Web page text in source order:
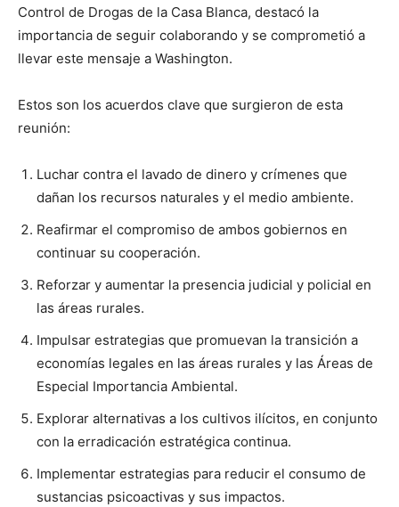
Control de Drogas de la Casa Blanca, destacó la
importancia de seguir colaborando y se comprometió a
llevar este mensaje a Washington.
Estos son los acuerdos clave que surgieron de esta
reunión:
Luchar contra el lavado de dinero y crímenes que
dañan los recursos naturales y el medio ambiente.
Reafirmar el compromiso de ambos gobiernos en
continuar su cooperación.
Reforzar y aumentar la presencia judicial y policial en
las áreas rurales.
Impulsar estrategias que promuevan la transición a
economías legales en las áreas rurales y las Áreas de
Especial Importancia Ambiental.
Explorar alternativas a los cultivos ilícitos, en conjunto
con la erradicación estratégica continua.
Implementar estrategias para reducir el consumo de
sustancias psicoactivas y sus impactos.